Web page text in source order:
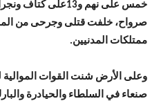
خمس على نهم و13على
صرواح، خلفت قتلى وجرحى من
ممتلكات المدنيين.
وعلى الأرض شنت القوات الموالية
صنعاء في السلطاء والحيادرة